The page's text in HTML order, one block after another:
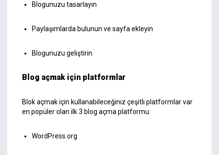
Blogunuzu tasarlayın
Paylaşımlarda bulunun ve sayfa ekleyin
Blogunuzu geliştirin
Blog açmak için platformlar
Blok açmak için kullanabileceğiniz çeşitli platformlar var
en popüler olan ilk 3 blog açma platformu:
WordPress.org